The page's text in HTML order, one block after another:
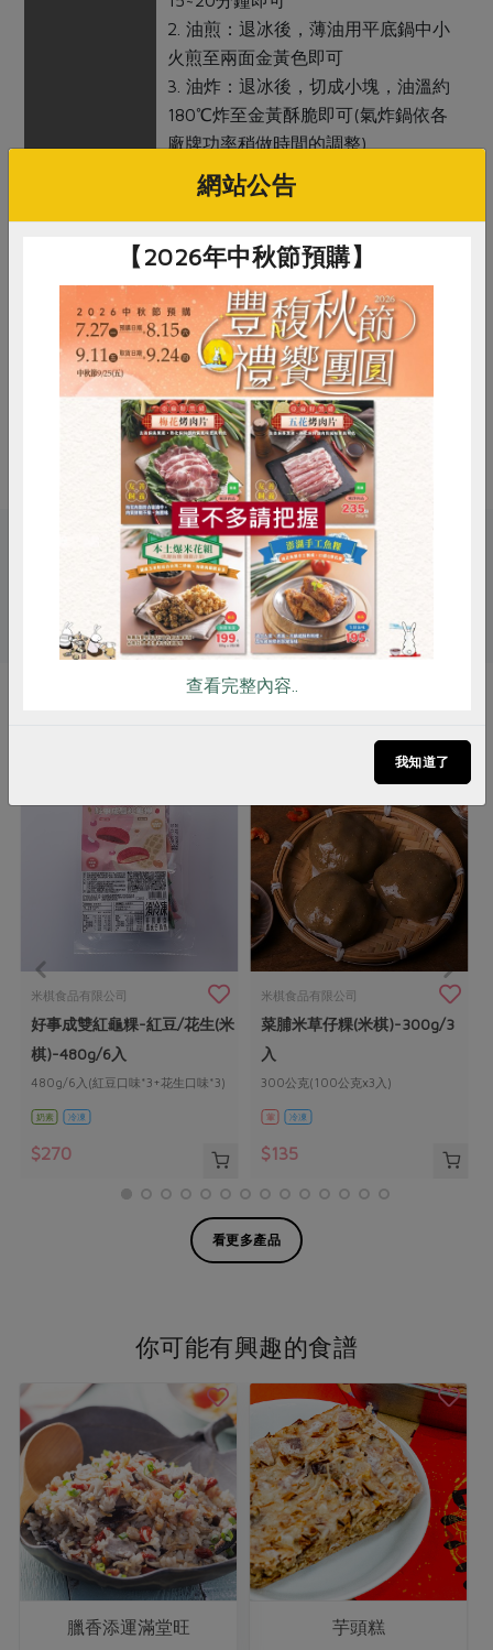
2. 油煎：退冰後，薄油用平底鍋中小
火煎至兩面金黃色即可
3. 油炸：退冰後，切成小塊，油溫約
180℃炸至金黃酥脆即可(氣炸鍋依各
廠牌功率稍做時間的調整)
*撒上胡椒鹽可顯美味*
注意事項
1. 本產品含有甲殼類、含麩質之穀
物、芝麻及其製品，對其過敏者請勿
2. 本產品生產製程廠房，其設備或生
產管線有處理大豆、花生、雞蛋、牛
乳、堅果及其製品。
其他標示
須冷凍
非供即食, 應充分加熱
關鍵字
# 米棋 # 芋頭
你可能有興趣的產品
米棋食品有限公司
好事成雙紅龜粿-紅豆/花生(米
棋)-480g/6入
480g/6入(紅豆口味*3+花生口味*3)
奶素 冷凍
$270
米棋食品有限公司
菜脯米草仔粿(米棋)-300g/3
入
300公克(100公克x3入)
葷 冷凍
$135
看更多產品
你可能有興趣的食譜
臘香添運滿堂旺 芋頭糕
RPET 食譜 減硝酸鹽
雞蛋 食安 共同購買
網站公告
【2026年中秋節預購】
查看完整內容..
我知道了